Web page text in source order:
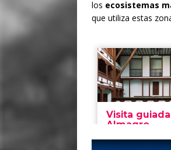
los ecosistemas
que utiliza estas